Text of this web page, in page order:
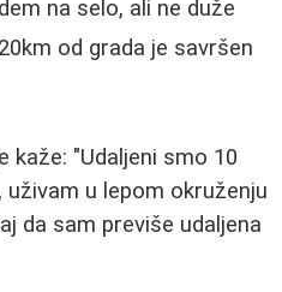
na selo, ali ne duže
od grada je savršen
kaže: "Udaljeni smo 10
u lepom okruženju
da sam previše udaljena